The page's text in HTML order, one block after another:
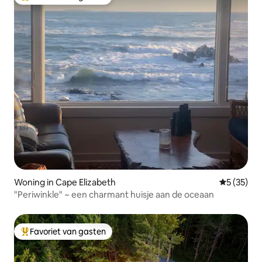
Woning in Cape Elizabeth
5 (35)
"Periwinkle" ~ een charmant huisje aan de oceaan
Topfavoriet van gasten
Favoriet van gasten